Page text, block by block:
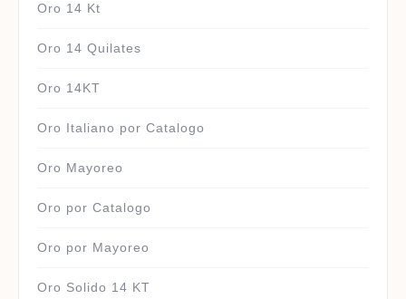
Oro 14 Kt
Oro 14 Quilates
Oro 14KT
Oro Italiano por Catalogo
Oro Mayoreo
Oro por Catalogo
Oro por Mayoreo
Oro Solido 14 KT